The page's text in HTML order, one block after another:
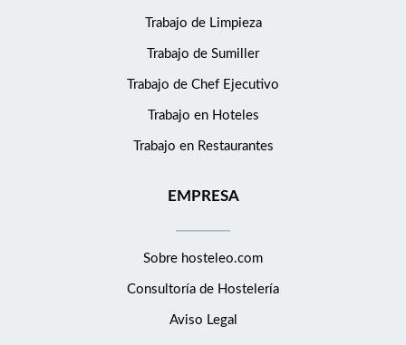
Trabajo de Limpieza
Trabajo de Sumiller
Trabajo de Chef Ejecutivo
Trabajo en Hoteles
Trabajo en Restaurantes
EMPRESA
Sobre hosteleo.com
Consultoría de Hostelería
Aviso Legal